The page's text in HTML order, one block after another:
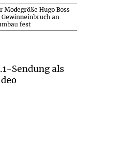
Modegröße Hugo Boss
an
fest
Sendung als